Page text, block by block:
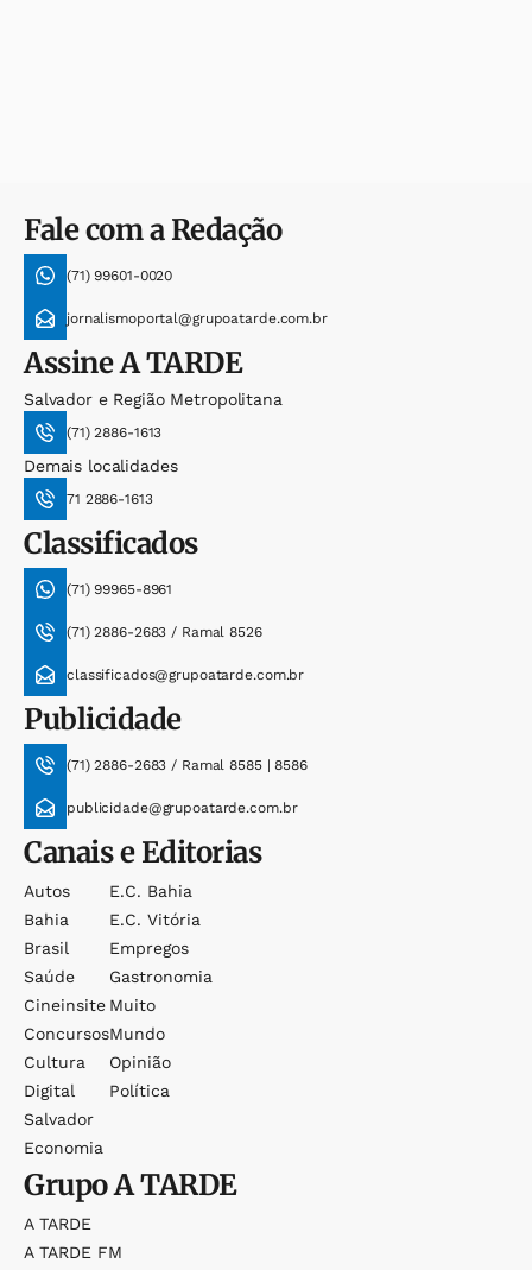
Fale com a Redação
(71) 99601-0020
jornalismoportal@grupoatarde.com.br
AssineA TARDE
Salvador e Região Metropolitana
(71) 2886-1613
Demais localidades
71 2886-1613
Classificados
(71) 99965-8961
(71) 2886-2683 / Ramal 8526
classificados@grupoatarde.com.br
Publicidade
(71) 2886-2683 / Ramal 8585 | 8586
publicidade@grupoatarde.com.br
Canais e Editorias
Autos
Bahia
Brasil
Saúde
Cineinsite
Concursos
Cultura
Digital
Salvador
Economia
E.c. Bahia
E.c. Vitória
Empregos
Gastronomia
Muito
Mundo
Opinião
Política
GrupoA TARDE
A TARDE
A TARDE FM